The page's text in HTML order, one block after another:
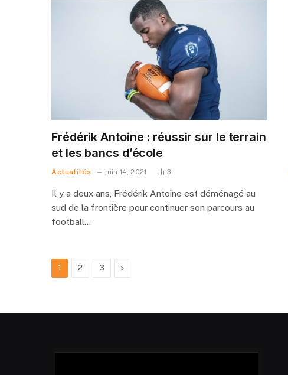
Frédérik Antoine : réussir sur le terrain
et les bancs d’école
Actualités juin 14, 2021 3
Il y a deux ans, Frédérik Antoine est déménagé au
sud de la frontière pour continuer son parcours au
football…
1 2 3 Suivant